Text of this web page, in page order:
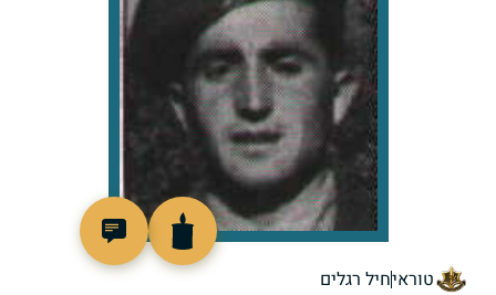
טוראיחיל רגלים